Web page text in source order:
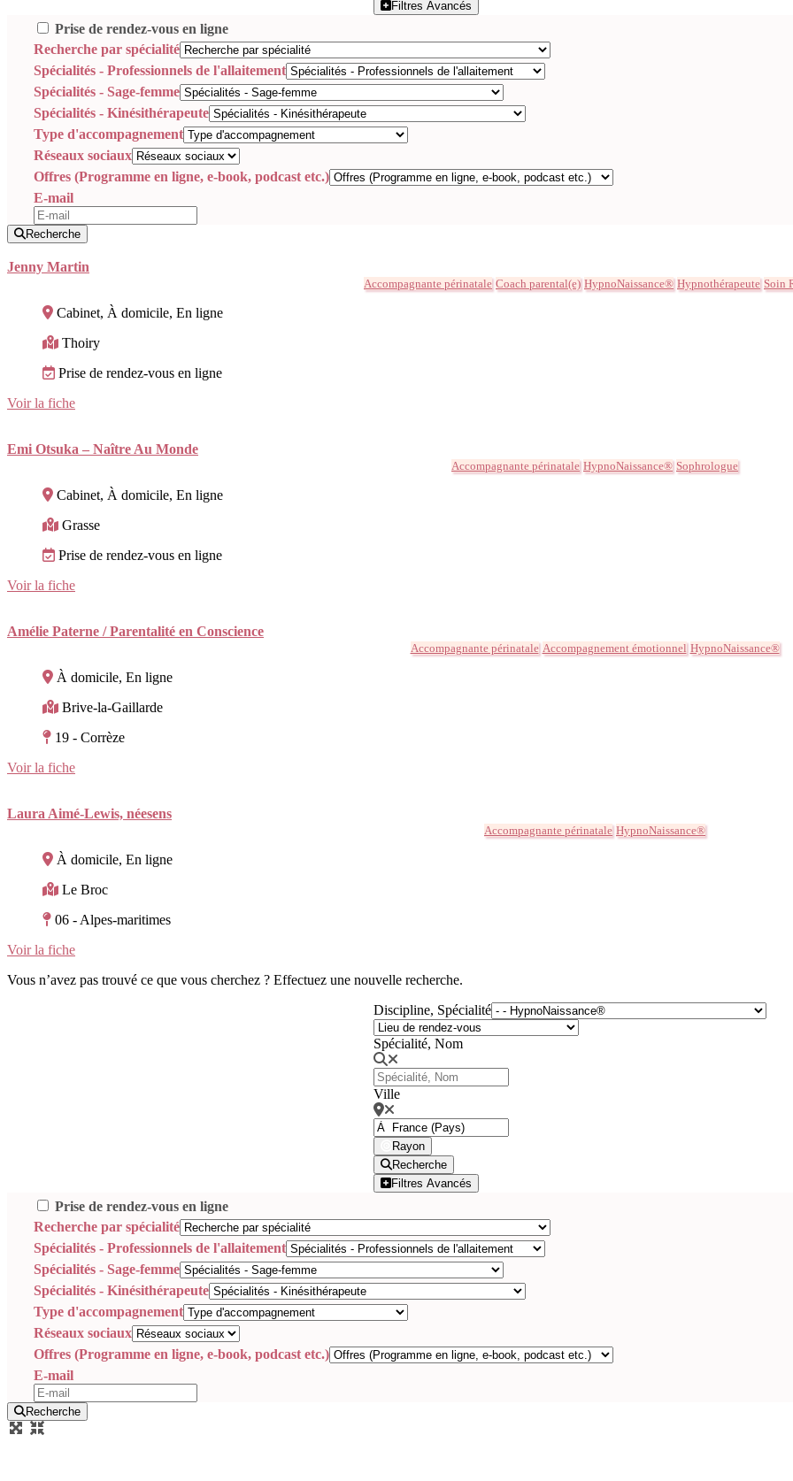
Filtres Avancés
Prise de rendez-vous en ligne
Recherche par spécialité
Spécialités - Professionnels de l'allaitement
Spécialités - Sage-femme
Spécialités - Kinésithérapeute
Type d'accompagnement
Réseaux sociaux
Offres (Programme en ligne, e-book, podcast etc.)
E-mail
Recherche
Jenny Martin
Accompagnante périnatale Coach parental(e) HypnoNaissance® Hypnothérapeute Soin
Cabinet, À domicile, En ligne
Thoiry
Prise de rendez-vous en ligne
Voir la fiche
Emi Otsuka – Naître Au Monde
Accompagnante périnatale HypnoNaissance® Sophrologue
Cabinet, À domicile, En ligne
Grasse
Prise de rendez-vous en ligne
Voir la fiche
Amélie Paterne / Parentalité en Conscience
Accompagnante périnatale Accompagnement émotionnel HypnoNaissance®
À domicile, En ligne
Brive-la-Gaillarde
19 - Corrèze
Voir la fiche
Laura Aimé-Lewis, néesens
Accompagnante périnatale HypnoNaissance®
À domicile, En ligne
Le Broc
06 - Alpes-maritimes
Voir la fiche
Vous n’avez pas trouvé ce que vous cherchez ? Effectuez une nouvelle recherche.
Discipline, Spécialité
Spécialité, Nom
Ville
Rayon
Recherche
Filtres Avancés
Prise de rendez-vous en ligne
Recherche par spécialité
Spécialités - Professionnels de l'allaitement
Spécialités - Sage-femme
Spécialités - Kinésithérapeute
Type d'accompagnement
Réseaux sociaux
Offres (Programme en ligne, e-book, podcast etc.)
E-mail
Recherche